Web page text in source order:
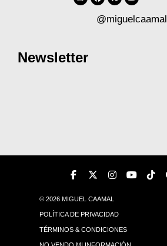
@miguelcaamal
Newsletter
© 2026 MIGUEL CAAMAL
POLÍTICA DE PRIVACIDAD
TÉRMINOS & CONDICIONES